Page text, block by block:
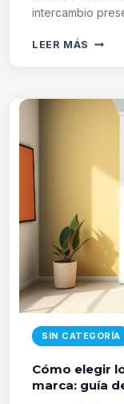
intercambio
LEER MÁS
VISITA
Y
CÓMO
SIN CATEGORÍA
Cómo elegir
marca: guía